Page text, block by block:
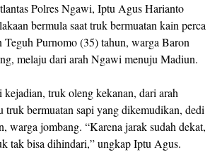
Polres Ngawi, Iptu Agus Harianto
bermula saat truk bermuatan kain perca
Purnomo (35) tahun, warga Baron
melaju dari arah Ngawi menuju Madiun.
kejadian, truk oleng kekanan, dari arah
truk bermuatan sapi yang dikemudikan, dedi
warga jombang. “Karena jarak sudah dekat,
tak bisa dihindari,” ungkap Iptu Agus.